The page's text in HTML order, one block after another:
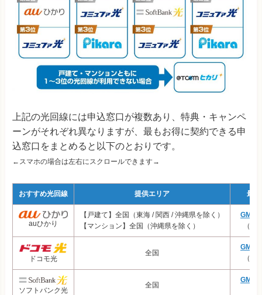
IIJmioひかり 4,358円
DTI光 5,201円
＠TCOMヒカリ 4,371円
＠nifty光 4,735円
光回線
戸建て
スマホセット割
フレッツ光 東日本
エキサイト光 4,827円
ぷらら光 5,830円
U-NEXT光 5,445円
おてがる光 4,800円
とくとくBB光 5,343円
上記の光回線には申込窓口が複数あり、特典・キャンペ
ーンがそれぞれ異なりますが、最もお得に契約できる申
込窓口をまとめると以下のとおりです。
←スマホの場合は左右にスクロールできます→
おすすめ光回線 提供エリア 最
auひかり
【戸建て】全国（東海 / 関西 / 沖縄県を除く）
【マンション】全国（沖縄県を除く）
GMO
（プ
ドコモ光
全国
GMO
（プ
ソフトバンク光
全国
GMO